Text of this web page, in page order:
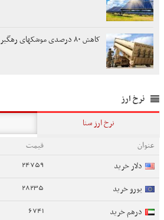
کاهش ۸۰ درصدی موشکهای رهگیر آمریکا در جنگ با ایران
نرخ ارز
نرخ ارز سنا
عنوان
قیمت
دلار خرید
24759
یورو خرید 28235
درهم خرید 6741